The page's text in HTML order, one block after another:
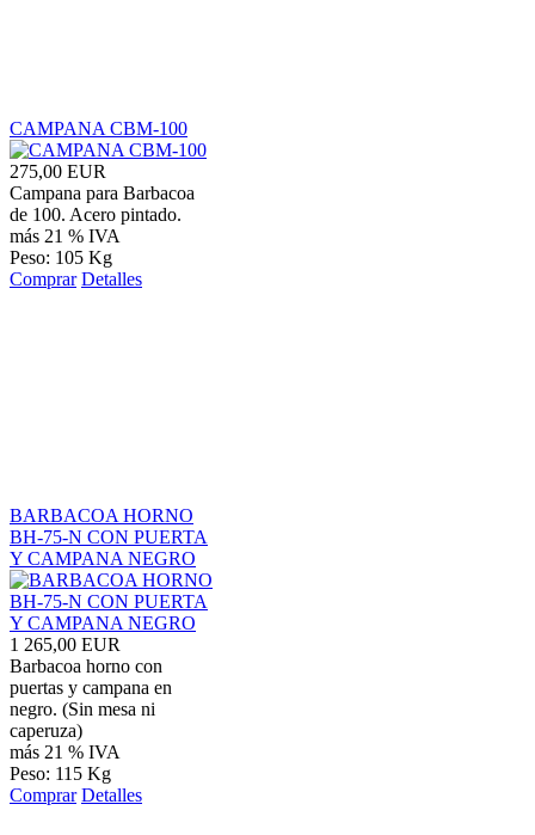
CAMPANA CBM-100
275,00 EUR
Campana para Barbacoa
de 100. Acero pintado.
más 21 % IVA
Peso: 105 Kg
Comprar Detalles
BARBACOA HORNO
BH-75-N CON PUERTA
Y CAMPANA NEGRO
1 265,00 EUR
Barbacoa horno con
puertas y campana en
negro. (Sin mesa ni
caperuza)
más 21 % IVA
Peso: 115 Kg
Comprar Detalles